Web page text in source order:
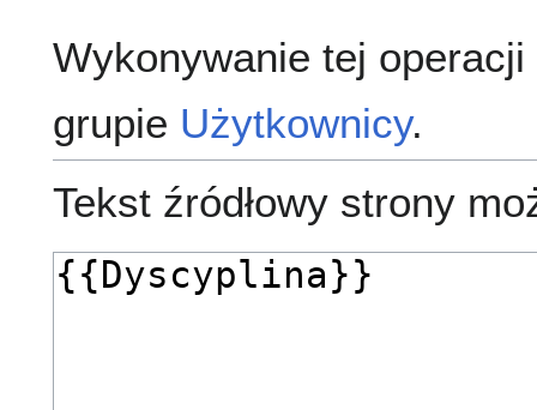
Wykonywanie tej
grupie Użytkownicy.
Tekst źródłowy strony